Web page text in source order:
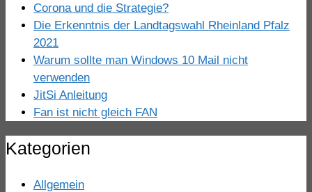
Corona und die Strategie?
Die Erkenntnis der Landtagswahl Rheinland Pfalz
2021
Warum sollte man Windows 10 Mail nicht
verwenden
JitSi Anleitung
Fan ist nicht gleich FAN
Kategorien
Allgemein